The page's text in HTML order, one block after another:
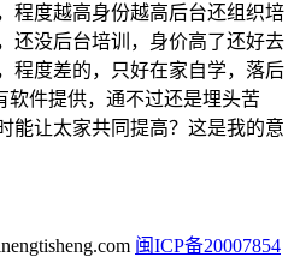
程度越高身份越高后台还组织培
还没后台培训，身价高了还好去
程度差的，只好在家自学，落后
件提供，通不过还是埋头苦
能让太家共同提高？这是我的意
闽ICP备20007854